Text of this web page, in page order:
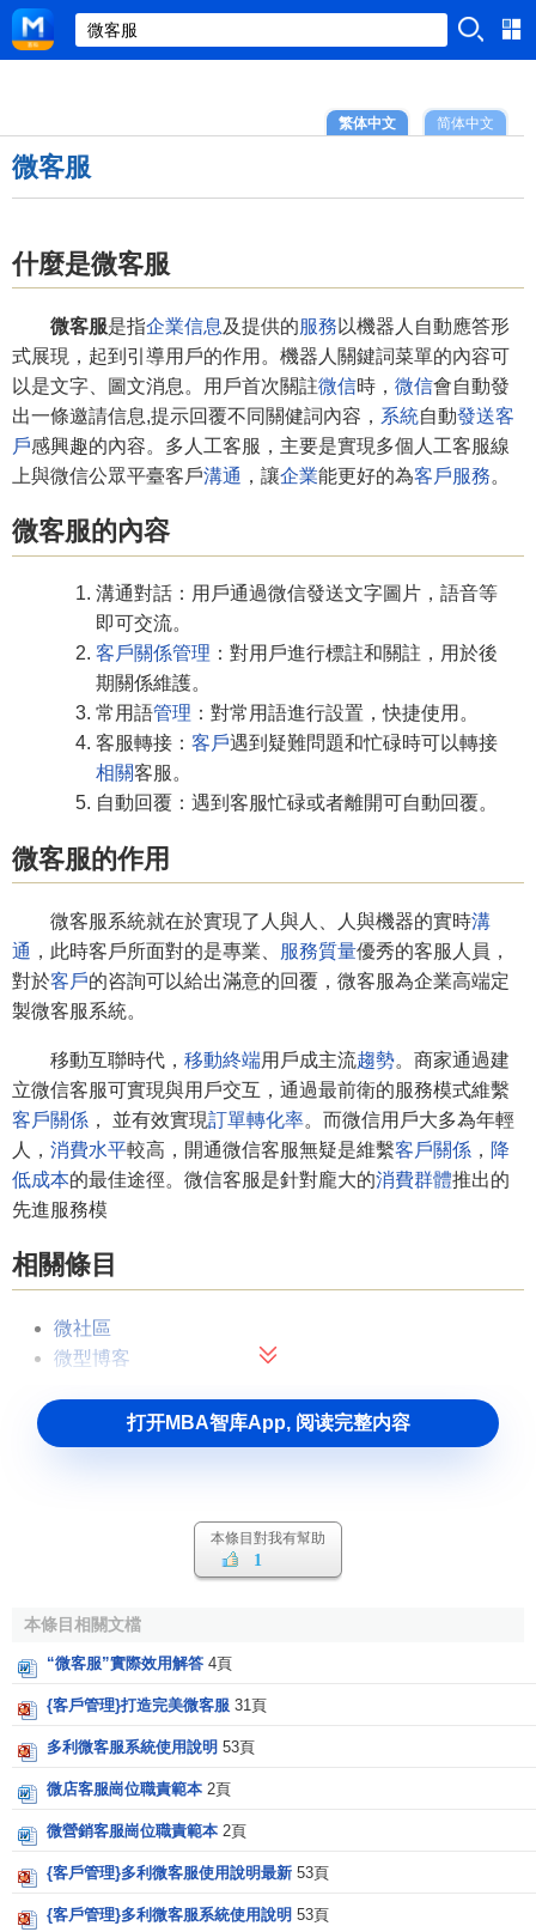
简体中文
繁体中文
微客服
什麼是微客服
微客服是指企業信息 及提供的服務 以機器人自動應答形
式展現，起到引導用戶的作用。機器人關鍵詞菜單的內容可
以是文字、圖文消息。用戶首次關註微信時， 微信會自動發
出一條邀請信息,提示回覆不同關健詞內容， 系統自動發送客
戶感興趣的內容。多人工客服，主要是實現多個人工客服線
上與微信公眾平臺客戶溝通 ，讓企業能更好的為客戶服務。
微客服的內容
溝通對話：用戶通過微信發送文字圖片，語音等
即可交流。
客戶關係管理 ：對用戶進行標註和關註，用於後
期關係維護。
常用語管理 ：對常用語進行設置，快捷使用。
客服轉接： 客戶遇到疑難問題和忙碌時可以轉接
相關客服。
自動回覆：遇到客服忙碌或者離開可自動回覆。
微客服的作用
微客服系統就在於實現了人與人、人與機器的實時溝
通 ，此時客戶所面對的是專業、 服務質量優秀的客服人員，
對於客戶的咨詢可以給出滿意的回覆，微客服為企業高端定
製微客服系統。
移動互聯時代， 移動終端用戶成主流趨勢。商家通過建
立微信客服可實現與用戶交互，通過最前衛的服務模式維繫
客戶關係 ， 並有效實現訂單轉化率。而微信用戶大多為年輕
人， 消費水平較高，開通微信客服無疑是維繫客戶關係 ， 降
低成本的最佳途徑。微信客服是針對龐大的消費群體推出的
先進服務模
相關條目
微社區
微型博客
打开MBA智库App, 阅读完整内容
本條目對我有幫助
1
本條目相關文檔
“微客服”實際效用解答 4頁
{客戶管理}打造完美微客服 31頁
多利微客服系統使用說明 53頁
微店客服崗位職責範本 2頁
微營銷客服崗位職責範本 2頁
{客戶管理}多利微客服使用說明最新 53頁
{客戶管理}多利微客服系統使用說明 53頁